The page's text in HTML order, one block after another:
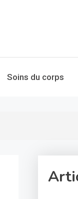
Soins du corps